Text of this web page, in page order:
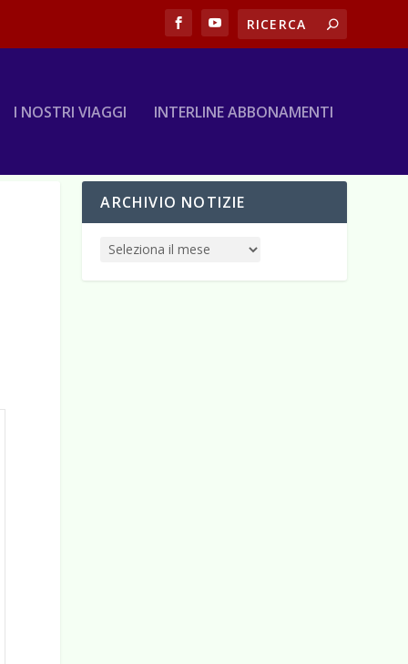
I NOSTRI VIAGGI INTERLINE ABBONAMENTI
ARCHIVIO NOTIZIE